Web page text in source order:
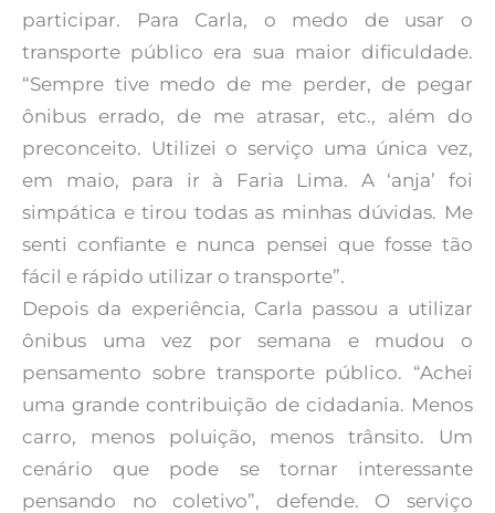
participar. Para Carla, o medo de usar o
transporte público era sua maior dificuldade.
“Sempre tive medo de me perder, de pegar
ônibus errado, de me atrasar, etc., além do
preconceito. Utilizei o serviço uma única vez,
em maio, para ir à Faria Lima. A ‘anja’ foi
simpática e tirou todas as minhas dúvidas. Me
senti confiante e nunca pensei que fosse tão
fácil e rápido utilizar o transporte”.
Depois da experiência, Carla passou a utilizar
ônibus uma vez por semana e mudou o
pensamento sobre transporte público. “Achei
uma grande contribuição de cidadania. Menos
carro, menos poluição, menos trânsito. Um
cenário que pode se tornar interessante
pensando no coletivo”, defende. O serviço